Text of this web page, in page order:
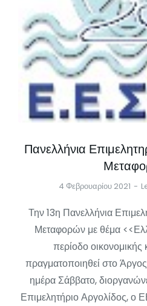
Πανελλήνια
4 Φεβρουαρίου 2021
Την 13η Πανελλήνια
Μεταφορών με θέμα
περίοδο
πραγματοποιηθεί στο
ημέρα Σάββατο,
Επιμελητήριο Αργολίδος, ο